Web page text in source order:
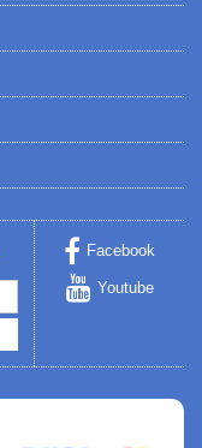
Facebook
Youtube